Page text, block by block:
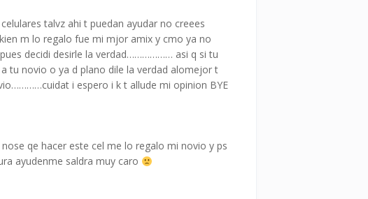
talvz ahi t puedan ayudar no creees
m lo regalo fue mi mjor amix y cmo ya no
decidi desirle la verdad……………… asi q si tu
tu novio o ya d plano dile la verdad alomejor t
i espero i k t allude mi opinion BYE
qe hacer este cel me lo regalo mi novio y ps
ayudenme saldra muy caro